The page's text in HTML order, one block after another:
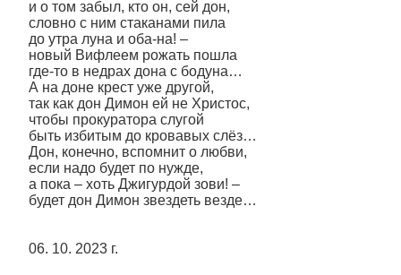
и о том забыл, кто он, сей дон,
словно с ним стаканами пила
до утра луна и оба-на! –
новый Вифлеем рожать пошла
где-то в недрах дона с бодуна…
А на доне крест уже другой,
так как дон Димон ей не Христос,
чтобы прокуратора слугой
быть избитым до кровавых слёз…
Дон, конечно, вспомнит о любви,
если надо будет по нужде,
а пока – хоть Джигурдой зови! –
будет дон Димон звездеть везде…
06. 10. 2023 г.